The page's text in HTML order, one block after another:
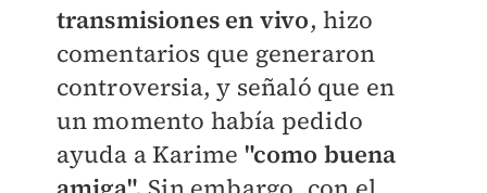
transmisiones en vivo, hizo
comentarios que generaron
controversia, y señaló que en
un momento había pedido
ayuda a Karime "como buena